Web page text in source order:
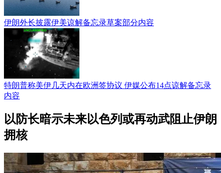
伊朗外长披露伊美谅解备忘录草案部分内容
特朗普称美伊几天内在欧洲签协议 伊媒公布14点谅解备忘录
内容
以防长暗示未来以色列或再动武阻止伊朗
拥核